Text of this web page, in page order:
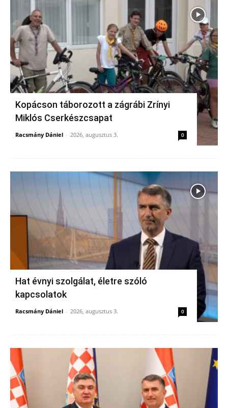
Kopácson táborozott a zágrábi Zrínyi
Miklós Cserkészcsapat
Racsmány Dániel - 2026, augusztus 3. 0
Hat évnyi szolgálat, életre szóló
kapcsolatok
Racsmány Dániel - 2026, augusztus 3. 0